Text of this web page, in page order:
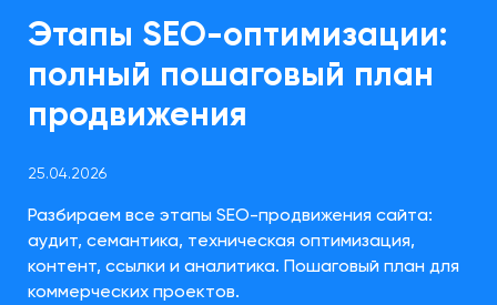
Этапы SEO-оптимизации:
полный пошаговый план
продвижения
25.04.2026
Разбираем все этапы SEO-продвижения сайта:
аудит, семантика, техническая оптимизация,
контент, ссылки и аналитика. Пошаговый план для
коммерческих проектов.